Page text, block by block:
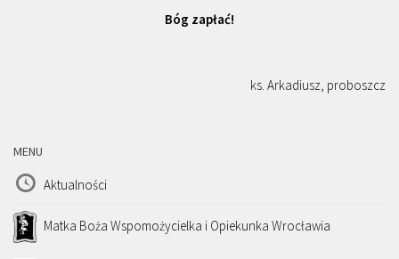
Bóg zapłać!
ks. Arkadiusz, proboszcz
MENU
Aktualności
Matka Boża Wspomożycielka i Opiekunka Wrocławia